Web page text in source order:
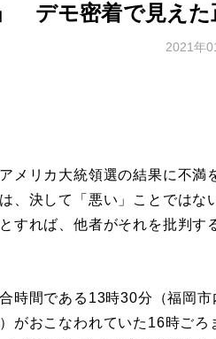
デモ密着で見えた
2021年
メリカ大統領選の結果に不満
、決して「悪い」ことではな
すれば、他者がそれを批判す
時間である13時30分（福岡市
がおこなわれていた16時ごろ